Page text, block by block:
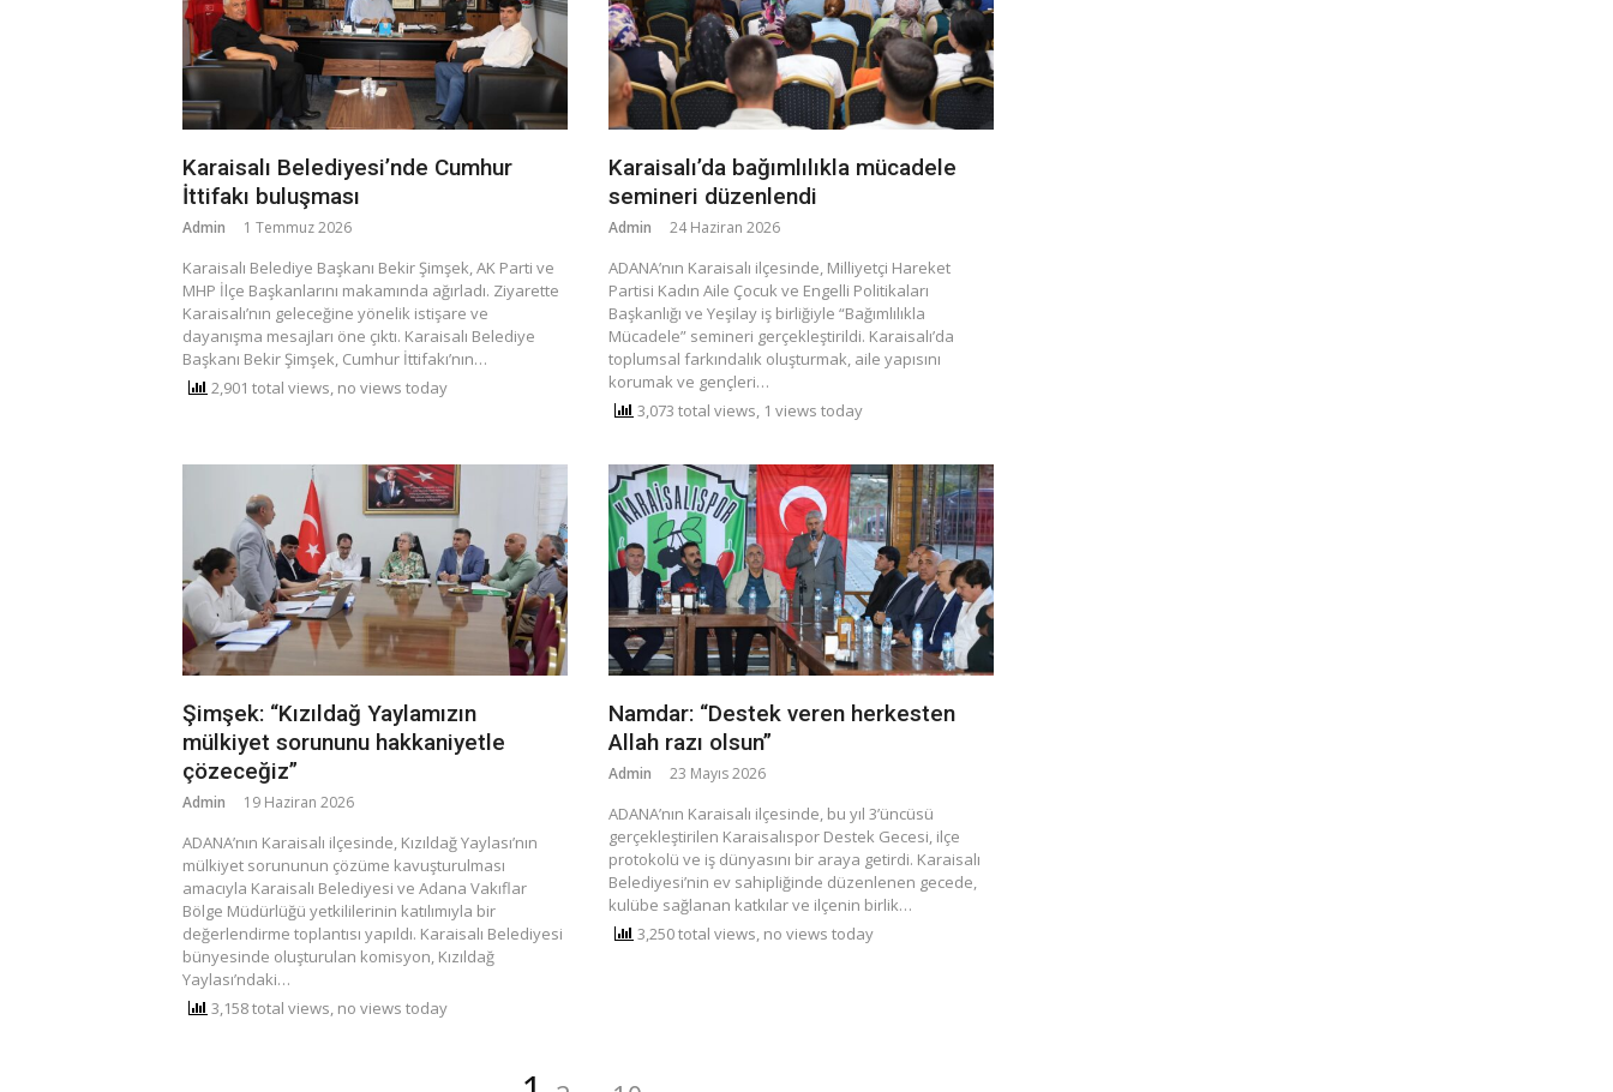
Karaisalı Belediyesi’nde Cumhur
İttifakı buluşması
Admin 1 Temmuz 2026
​Karaisalı Belediye Başkanı Bekir Şimşek, AK Parti ve
MHP İlçe Başkanlarını makamında ağırladı. Ziyarette
Karaisalı’nın geleceğine yönelik istişare ve
dayanışma mesajları öne çıktı. ​Karaisalı Belediye
Başkanı Bekir Şimşek, Cumhur İttifakı’nın…
2,901 total views, no views today
Karaisalı’da bağımlılıkla mücadele
semineri düzenlendi
Admin 24 Haziran 2026
​ADANA’nın Karaisalı ilçesinde, Milliyetçi Hareket
Partisi Kadın Aile Çocuk ve Engelli Politikaları
Başkanlığı ve Yeşilay iş birliğiyle “Bağımlılıkla
Mücadele” semineri gerçekleştirildi. ​Karaisalı’da
toplumsal farkındalık oluşturmak, aile yapısını
korumak ve gençleri…
3,073 total views, 1 views today
Şimşek: “Kızıldağ Yaylamızın
mülkiyet sorununu hakkaniyetle
çözeceğiz”
Admin 19 Haziran 2026
ADANA’nın Karaisalı ilçesinde, Kızıldağ Yaylası’nın
mülkiyet sorununun çözüme kavuşturulması
amacıyla Karaisalı Belediyesi ve Adana Vakıflar
Bölge Müdürlüğü yetkililerinin katılımıyla bir
değerlendirme toplantısı yapıldı. ​Karaisalı Belediyesi
bünyesinde oluşturulan komisyon, Kızıldağ
Yaylası’ndaki…
3,158 total views, no views today
Namdar: “Destek veren herkesten
Allah razı olsun”
Admin 23 Mayıs 2026
ADANA’nın Karaisalı ilçesinde, bu yıl 3’üncüsü
gerçekleştirilen Karaisalıspor Destek Gecesi, ilçe
protokolü ve iş dünyasını bir araya getirdi. Karaisalı
Belediyesi’nin ev sahipliğinde düzenlenen gecede,
kulübe sağlanan katkılar ve ilçenin birlik…
3,250 total views, no views today
SayfaSayfa